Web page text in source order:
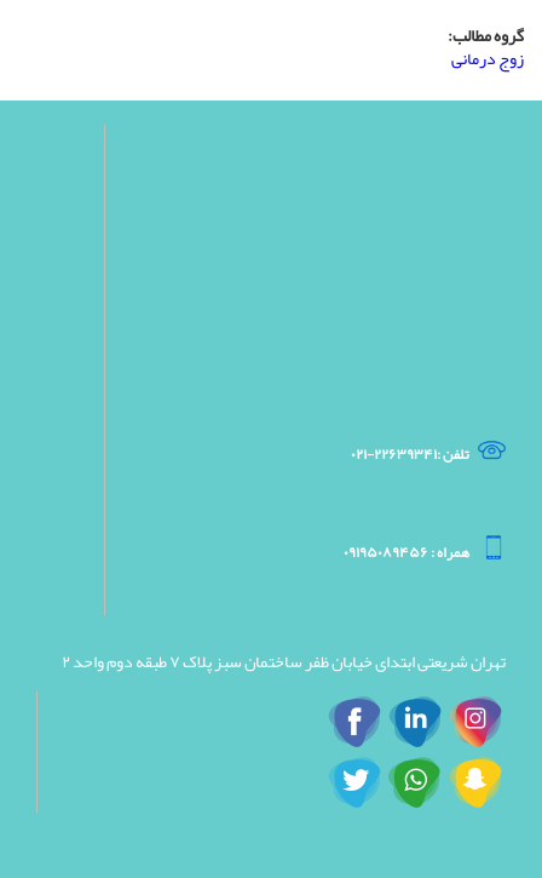
گروه مطالب:
زوج درمانی
تلفن :۲۲۶۳۹۳۴۱-۰۲۱
همراه : ۰۹۱۹۵۰۸۹۴۵۶
تهران شریعتی ابتدای خیابان ظفر ساختمان سبز پلاک ۷ طبقه دوم واحد ۲